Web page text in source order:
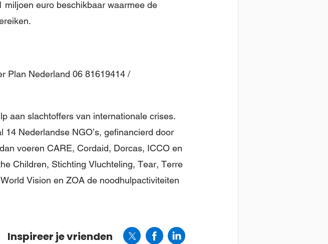
euro beschikbaar waarmee de
Plan Nederland 06 81619414 /
aan slachtoffers van internationale crises.
Nederlandse NGO’s, gefinancierd door
voeren CARE, Cordaid, Dorcas, ICCO en
Children, Stichting Vluchteling, Tear, Terre
Vision en ZOA de noodhulpactiviteiten
Inspireer je vrienden